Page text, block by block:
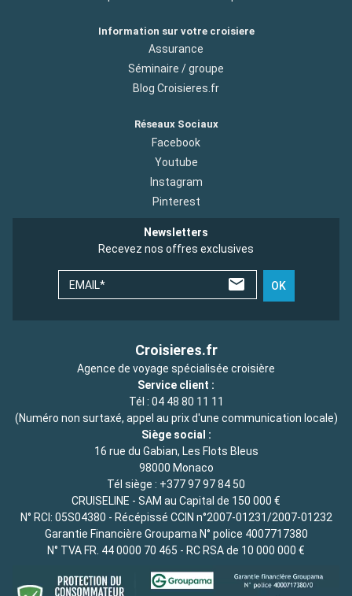
Information sur votre croisiere
Assurance
Séminaire / groupe
Blog Croisieres.fr
Réseaux Sociaux
Facebook
Youtube
Instagram
Pinterest
Newsletters
Recevez nos offres exclusives
EMAIL* OK
Croisieres.fr
Agence de voyage spécialisée croisière
Service client :
Tél : 04 48 80 11 11
(Numéro non surtaxé, appel au prix d'une communication locale)
Siège social :
16 rue du Gabian, Les Flots Bleus
98000 Monaco
Tél siège : +377 97 97 84 50
CRUISELINE - SAM au Capital de 150 000 €
N° RCI: 05S04380 - Récépissé CCIN n°2007-01231/2007-01232
Garantie Financière Groupama N° police 4007717380
N° TVA FR. 44 0000 70 465 - RC RSA de 10 000 000 €